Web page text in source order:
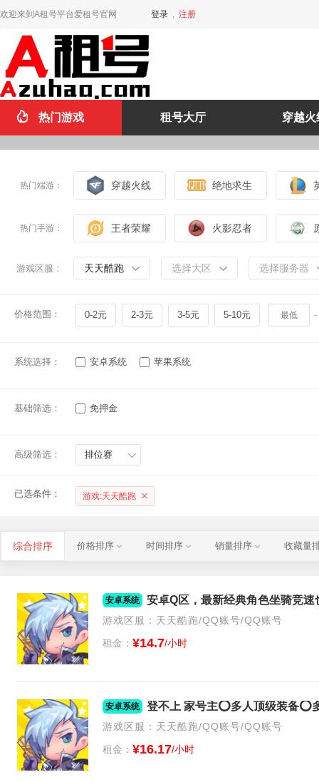
欢迎来到A租号平台爱租号官网 登录 , 注册
热门游戏 租号大厅 穿越火
热门端游： 穿越火线 绝地求生
热门手游： 王者荣耀 火影忍者
游戏区服： 天天酷跑 选择大区 选择服务器
价格范围： 0-2元 2-3元 3-5元 5-10元 -
系统选择： 安卓系统 苹果系统
基础筛选： 免押金
高级筛选： 排位赛
已选条件： 游戏:天天酷跑
综合排序 价格排序 时间排序 销量排序 收藏量
安卓系统
游戏区服：天天酷跑/QQ账号/QQ账号
租金： ¥14.7/小时
安卓系统
游戏区服：天天酷跑/QQ账号/QQ账号
租金： ¥16.17/小时